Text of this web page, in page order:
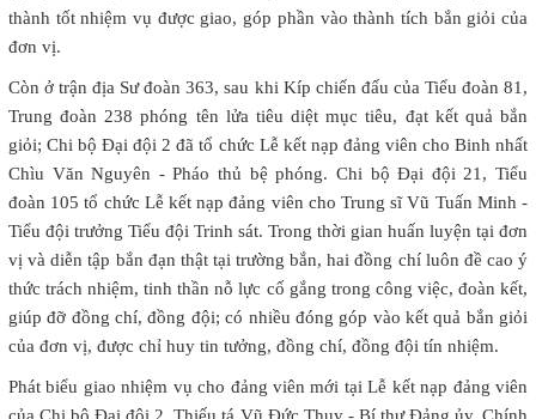
thành tốt nhiệm vụ được giao, góp phần vào thành tích bắn giỏi của
đơn vị.
Còn ở trận địa Sư đoàn 363, sau khi Kíp chiến đấu của Tiểu đoàn 81,
Trung đoàn 238 phóng tên lửa tiêu diệt mục tiêu, đạt kết quả bắn
giỏi; Chi bộ Đại đội 2 đã tổ chức Lễ kết nạp đảng viên cho Binh nhất
Chìu Văn Nguyên - Pháo thủ bệ phóng. Chi bộ Đại đội 21, Tiểu
đoàn 105 tổ chức Lễ kết nạp đảng viên cho Trung sĩ Vũ Tuấn Minh -
Tiểu đội trưởng Tiểu đội Trinh sát. Trong thời gian huấn luyện tại đơn
vị và diễn tập bắn đạn thật tại trường bắn, hai đồng chí luôn đề cao ý
thức trách nhiệm, tinh thần nỗ lực cố gắng trong công việc, đoàn kết,
giúp đỡ đồng chí, đồng đội; có nhiều đóng góp vào kết quả bắn giỏi
của đơn vị, được chỉ huy tin tưởng, đồng chí, đồng đội tín nhiệm.
Phát biểu giao nhiệm vụ cho đảng viên mới tại Lễ kết nạp đảng viên
của Chi bộ Đại đội 2, Thiếu tá Vũ Đức Thụy - Bí thư Đảng ủy, Chính